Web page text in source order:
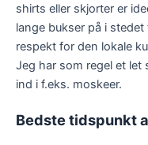
shirts eller skjorter er
lange bukser på i
respekt for den lokale
Jeg har som regel et let
ind i f.eks. moskeer.
Bedste tidspunkt